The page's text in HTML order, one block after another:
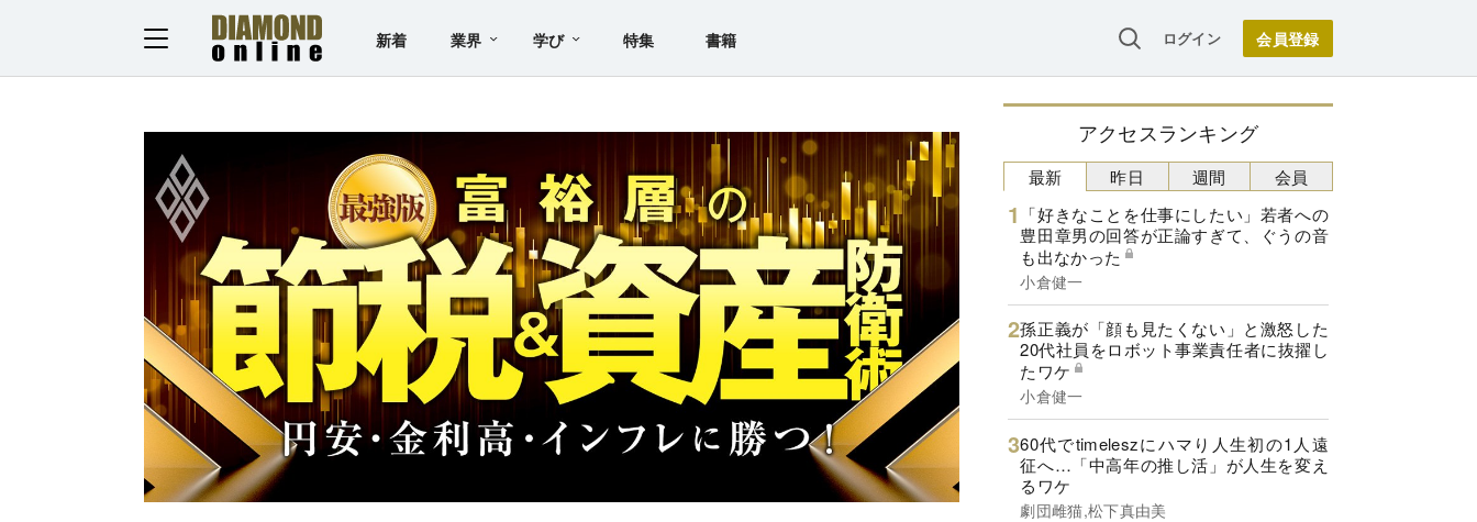
新着 業界 学び 特集 書籍 ログイン
アクセスランキング
最新
「好きなことを仕事にしたい」若者への
豊田章男の回答が正論すぎて、ぐうの音
も出なかった
小倉健一
孫正義が「顔も見たくない」と激怒した
20代社員をロボット事業責任者に抜擢し
たワケ
小倉健一
60代でtimeleszにハマり人生初の1人遠
征へ…「中高年の推し活」が人生を変え
るワケ
劇団雌猫,松下真由美
昨日 週間 会員